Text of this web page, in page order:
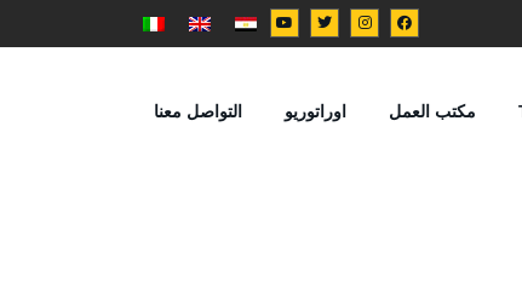
مكتب العمل اوراتوريو التواصل معنا